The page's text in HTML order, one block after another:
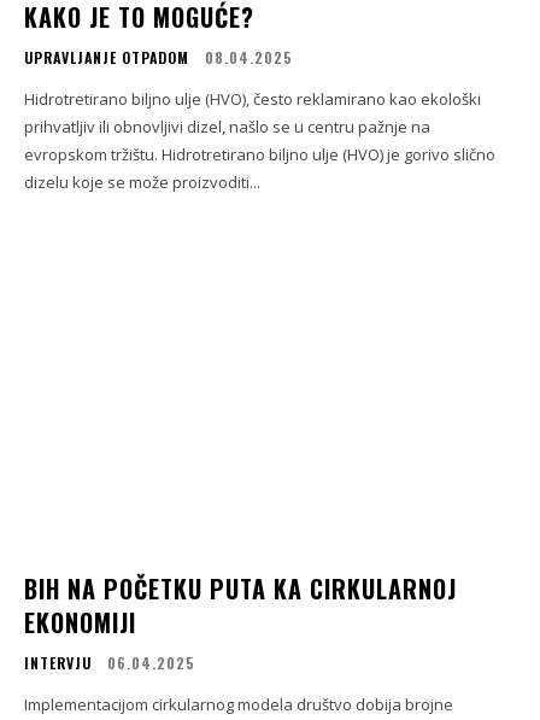
KAKO JE TO MOGUĆE?
UPRAVLJANJE OTPADOM 08.04.2025
Hidrotretirano biljno ulje (HVO), često reklamirano kao ekološki
prihvatljiv ili obnovljivi dizel, našlo se u centru pažnje na
evropskom tržištu. Hidrotretirano biljno ulje (HVO) je gorivo slično
dizelu koje se može proizvoditi...
BIH NA POČETKU PUTA KA CIRKULARNOJ
EKONOMIJI
INTERVJU 06.04.2025
Implementacijom cirkularnog modela društvo dobija brojne